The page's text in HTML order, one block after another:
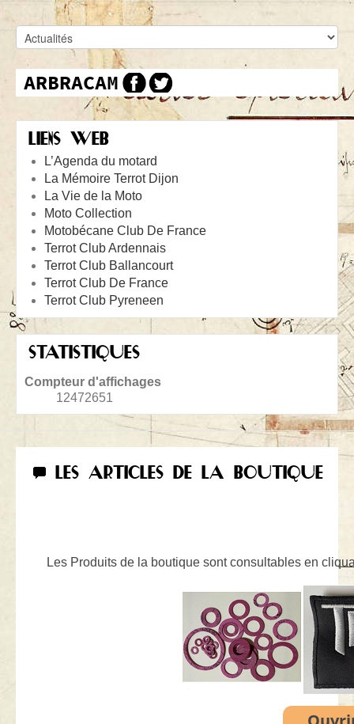
LIENS WEB
L’Agenda du motard
La Mémoire Terrot Dijon
La Vie de la Moto
Moto Collection
Motobécane Club De France
Terrot Club Ardennais
Terrot Club Ballancourt
Terrot Club De France
Terrot Club Pyreneen
STATISTIQUES
Compteur d'affichages
12472651
LES ARTICLES DE LA BOUTIQUE
Les Produits de la boutique sont consultables en